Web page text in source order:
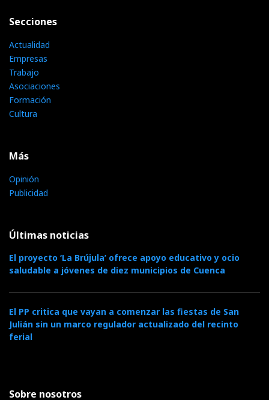
Secciones
Actualidad
Empresas
Trabajo
Asociaciones
Formación
Cultura
Más
Opinión
Publicidad
Últimas noticias
El proyecto ‘La Brújula’ ofrece apoyo educativo y ocio
saludable a jóvenes de diez municipios de Cuenca
El PP critica que vayan a comenzar las fiestas de San
Julián sin un marco regulador actualizado del recinto
ferial
Sobre nosotros